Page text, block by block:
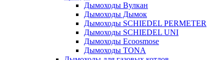
Дымоходы Вулкан
Дымоходы Дымок
Дымоходы SCHIEDEL PERMETER
Дымоходы SCHIEDEL UNI
Дымоходы Ecoosmose
Дымоходы TONA